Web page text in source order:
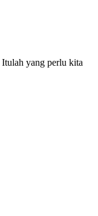
yang perlu kita